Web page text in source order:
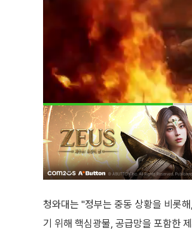
청와대는 "정부는 중동 상황을 비롯
기 위해 핵심광물, 공급망을 포함한